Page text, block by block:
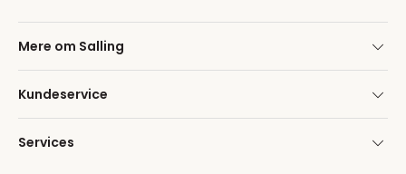
Mere om Salling
Kundeservice
Services